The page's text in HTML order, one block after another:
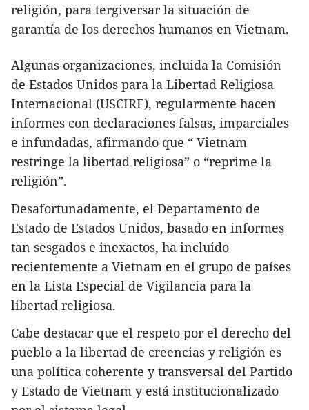
religión, para tergiversar la situación de
garantía de los derechos humanos en Vietnam.
Algunas organizaciones, incluida la Comisión
de Estados Unidos para la Libertad Religiosa
Internacional (USCIRF), regularmente hacen
informes con declaraciones falsas, imparciales
e infundadas, afirmando que “ Vietnam
restringe la libertad religiosa” o “reprime la
religión”.
Desafortunadamente, el Departamento de
Estado de Estados Unidos, basado en informes
tan sesgados e inexactos, ha incluido
recientemente a Vietnam en el grupo de países
en la Lista Especial de Vigilancia para la
libertad religiosa.
Cabe destacar que el respeto por el derecho del
pueblo a la libertad de creencias y religión es
una política coherente y transversal del Partido
y Estado de Vietnam y está institucionalizado